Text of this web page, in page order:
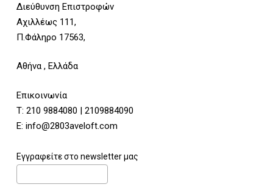
Διεύθυνση Επιστροφών
Αχιλλέως 111,
Π.Φάληρο 17563,
Αθήνα , Ελλάδα
Επικοινωνία
Τ: 210 9884080 | 2109884090
E: info@2803aveloft.com
Εγγραφείτε στο newsletter μας